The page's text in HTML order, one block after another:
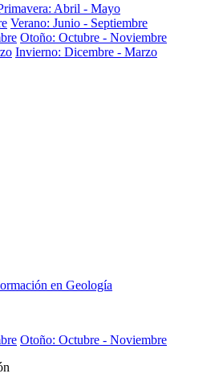
Abril - Mayo
Verano: Junio - Septiembre
Otoño: Octubre - Noviembre
Invierno: Dicembre - Marzo
en Geología
Otoño: Octubre - Noviembre